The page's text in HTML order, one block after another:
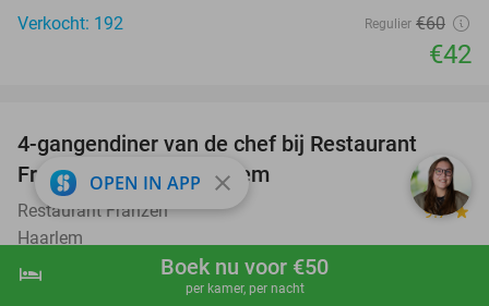
shopping_cart Boek nu
hotel Boek nu voor €50
per kamer, per nacht
Verkocht: 192
Regulier €60
€42
23%
4-gangendiner van de chef bij Restaurant
Franzen in hartje Haarlem
Restaurant Franzen 9.7star
Haarlem
Verkocht: 228
OPEN IN APP close